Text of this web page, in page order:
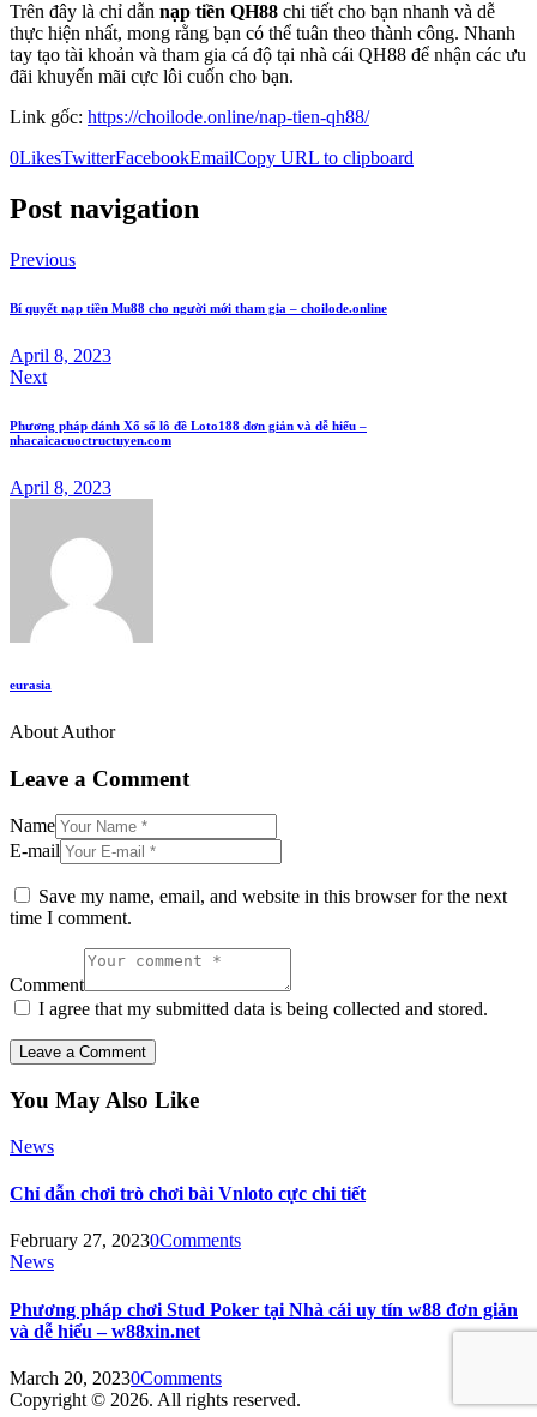
Trên đây là chỉ dẫn nạp tiền QH88 chi tiết cho bạn nhanh và dễ
thực hiện nhất, mong rằng bạn có thể tuân theo thành công. Nhanh
tay tạo tài khoản và tham gia cá độ tại nhà cái QH88 để nhận các ưu
đãi khuyến mãi cực lôi cuốn cho bạn.
Link gốc: https://choilode.online/nap-tien-qh88/
0LikesTwitterFacebookEmailCopy URL to clipboard
Post navigation
Previous
Bí quyết nạp tiền Mu88 cho người mới tham gia – choilode.online
April 8, 2023
Next
Phương pháp đánh Xổ số lô đề Loto188 đơn giản và dễ hiểu –
nhacaicacuoctructuyen.com
April 8, 2023
eurasia
About Author
Leave a Comment
Name
E-mail
Save my name, email, and website in this browser for the next
time I comment.
Comment
I agree that my submitted data is being collected and stored.
You May Also Like
News
Chỉ dẫn chơi trò chơi bài Vnloto cực chi tiết
February 27, 20230Comments
News
Phương pháp chơi Stud Poker tại Nhà cái uy tín w88 đơn giản
và dễ hiểu – w88xin.net
March 20, 20230Comments
Copyright © 2026. All rights reserved.